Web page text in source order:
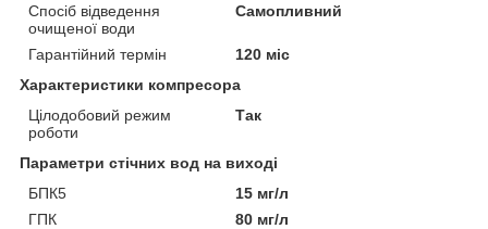
Спосіб відведення
очищеної води
Самопливний
Гарантійний термін
120 міс
Характеристики компресора
Цілодобовий режим
роботи
Так
Параметри стічних вод на виході
БПК5
15 мг/л
ГПК
80 мг/л